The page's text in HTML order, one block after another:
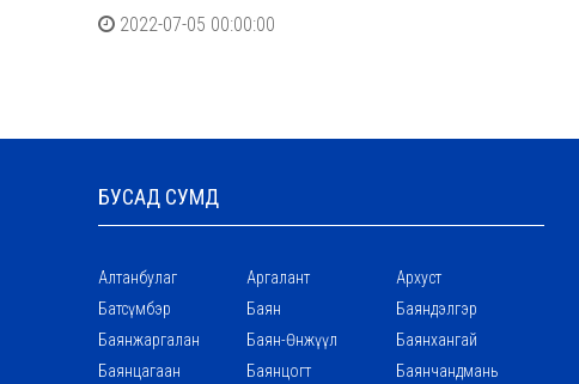
2022-07-05 00:00:00
БУСАД СУМД
Алтанбулаг Аргалант
Архуст
Батсүмбэр
Баян
Баяндэлгэр
Баянжаргалан
Баян-Өнжүүл
Баянхангай
Баянцагаан
Баянцогт Баянчандмань